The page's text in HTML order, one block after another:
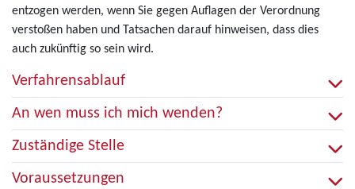
entzogen werden, wenn Sie gegen Auflagen der Verordnung
verstoßen haben und Tatsachen darauf hinweisen, dass dies
auch zukünftig so sein wird.
Verfahrensablauf
An wen muss ich mich wenden?
Zuständige Stelle
Voraussetzungen